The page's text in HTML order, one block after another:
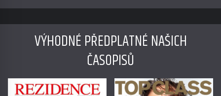
VÝHODNÉ PŘEDPLATNÉ NAŠICH
ČASOPISŮ